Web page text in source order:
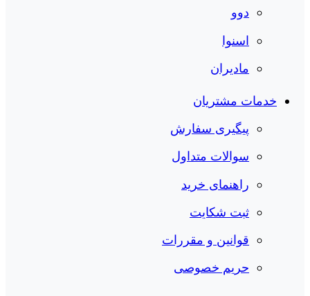
دوو
اسنوا
مادیران
خدمات مشتریان
پیگیری سفارش
سوالات متداول
راهنمای خرید
ثبت شکایت
قوانین و مقررات
حریم خصوصی